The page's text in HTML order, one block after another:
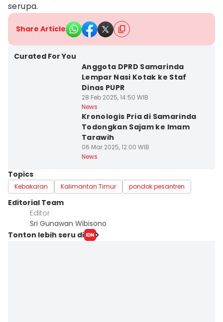
serupa.
Share Article
Curated For You
Anggota DPRD Samarinda
Lempar Nasi Kotak ke Staf
Dinas PUPR
28 Feb 2025, 14:50 WIB
News
Kronologis Pria di Samarinda
Todongkan Sajam ke Imam
Tarawih
06 Mar 2025, 12:00 WIB
News
Topics
Kebakaran Kalimantan Timur pondok pesantren
Editorial Team
Editor
Sri Gunawan Wibisono
Tonton lebih seru di